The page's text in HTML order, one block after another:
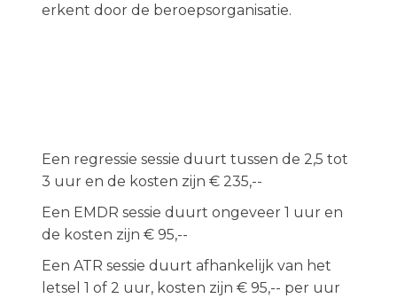
erkent door de beroepsorganisatie.
Een regressie sessie duurt tussen de 2,5 tot
3 uur en de kosten zijn € 235,--
Een EMDR sessie duurt ongeveer 1 uur en
de kosten zijn € 95,--
Een ATR sessie duurt afhankelijk van het
letsel 1 of 2 uur, kosten zijn € 95,-- per uur